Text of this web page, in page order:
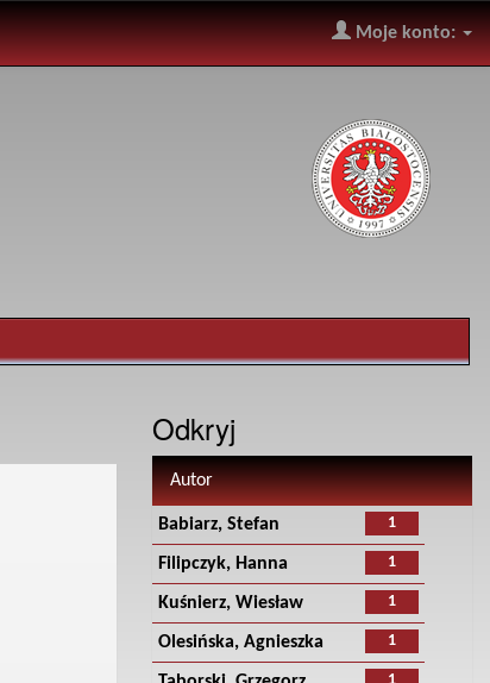
Moje konto:
Odkryj
Autor
1
Babiarz, Stefan
1
Filipczyk, Hanna
1
Kuśnierz, Wiesław
1
Olesińska, Agnieszka